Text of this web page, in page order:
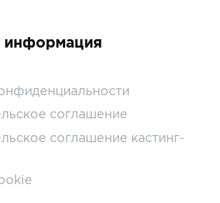
информация
соглашение
соглашение кастинг-